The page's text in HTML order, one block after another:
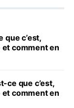
que c’est,
comment en
ce que c’est,
comment en